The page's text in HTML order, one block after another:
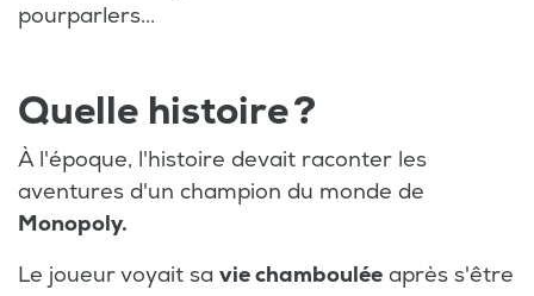
pourparlers...
Quelle histoire ?
À l'époque, l'histoire devait raconter les
aventures d'un champion du monde de
Monopoly.
Le joueur voyait sa vie chamboulée après s'être